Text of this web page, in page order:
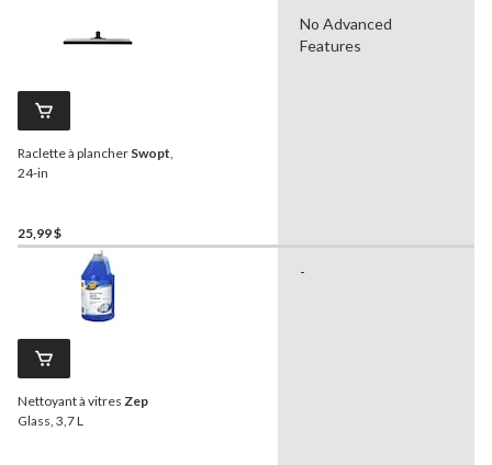
Raclette à plancher Swopt
24-in
25,99 $
No Advanced
Features
Nettoyant à vitres Zep
Glass, 3,7 L
-